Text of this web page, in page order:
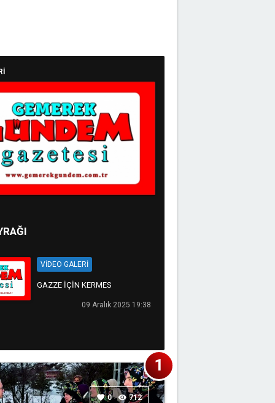
VİDEO GALERİ
GAZZE İÇİN KERMES
09 Aralık 2025 19:38
favorite 0 visibility 712